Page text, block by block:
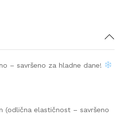
– savršeno za hladne dane!
(odlična elastičnost – savršeno